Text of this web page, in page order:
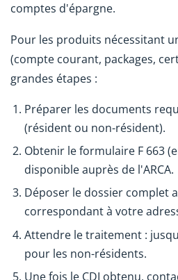
comptes d'épargne.
Pour les produits nécessitant
(compte courant, packages,
grandes étapes :
Préparer les documents
(résident ou non-résident).
Obtenir le formulaire F 663
disponible auprès de l'ARCA.
Déposer le dossier complet
correspondant à votre
Attendre le traitement :
pour les non-résidents.
Une fois le CDI obtenu,